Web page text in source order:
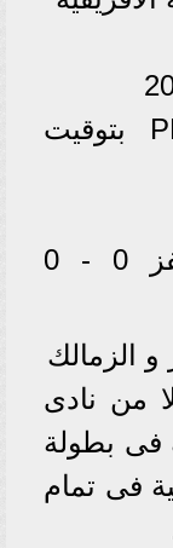
توقيت المباراة 04:00 PM بتوقيت
نتيجة المباراة كايزر تشيفز 0 - 0
و الزمالك
اليوم 2025-11-29 كلا من نادى
فى بطولة
فى تمام